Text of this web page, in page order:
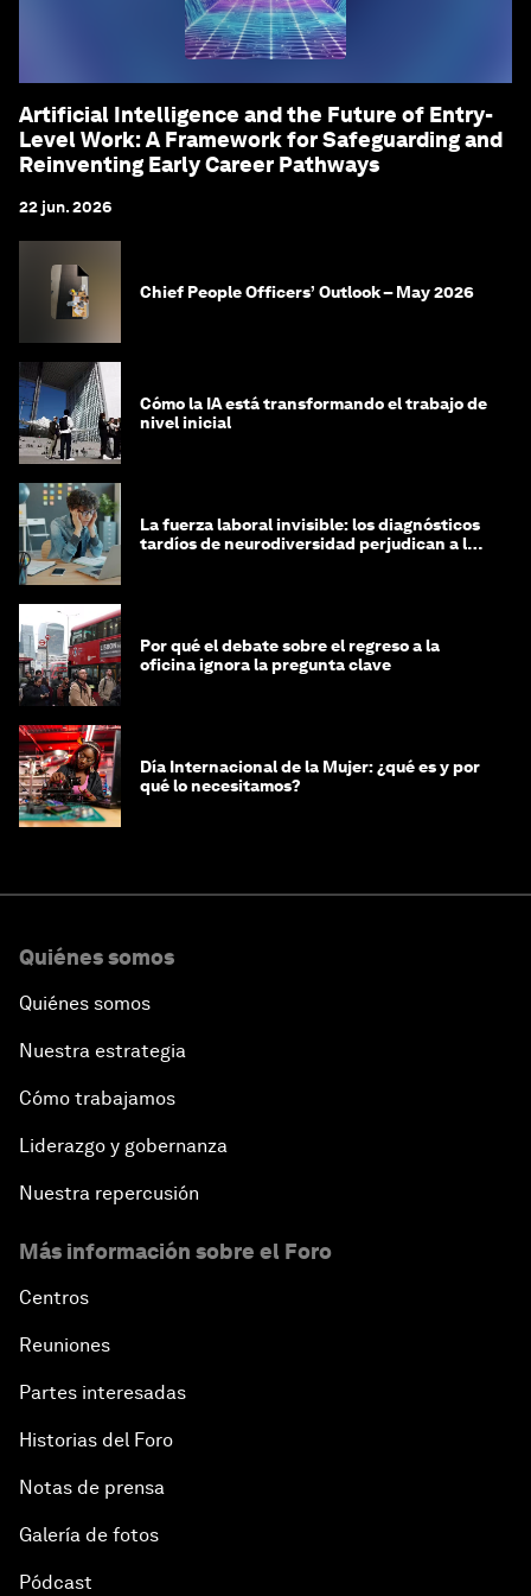
Artificial Intelligence and the Future of Entry-
Level Work: A Framework for Safeguarding and
Reinventing Early Career Pathways
22 jun. 2026
Chief People Officers’ Outlook – May 2026
Cómo la IA está transformando el trabajo de
nivel inicial
La fuerza laboral invisible: los diagnósticos
tardíos de neurodiversidad perjudican a las
Por qué el debate sobre el regreso a la
oficina ignora la pregunta clave
Día Internacional de la Mujer: ¿qué es y por
qué lo necesitamos?
Quiénes somos
Quiénes somos
Nuestra estrategia
Cómo trabajamos
Liderazgo y gobernanza
Nuestra repercusión
Más información sobre el Foro
Centros
Reuniones
Partes interesadas
Historias del Foro
Notas de prensa
Galería de fotos
Pódcast